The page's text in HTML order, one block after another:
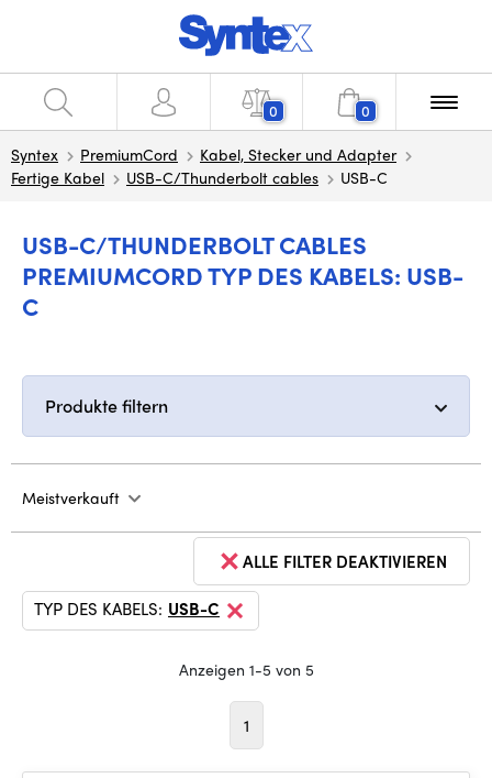
0 0
Syntex PremiumCord
Kabel, Stecker und Adapter
Fertige Kabel
USB-C/Thunderbolt cables USB-C
USB-C/THUNDERBOLT CABLES
PREMIUMCORD TYP DES KABELS: USB-
C
Produkte filtern
Meistverkauft
ALLE FILTER DEAKTIVIEREN
TYP DES KABELS: USB-C
Anzeigen 1-5 von 5
1